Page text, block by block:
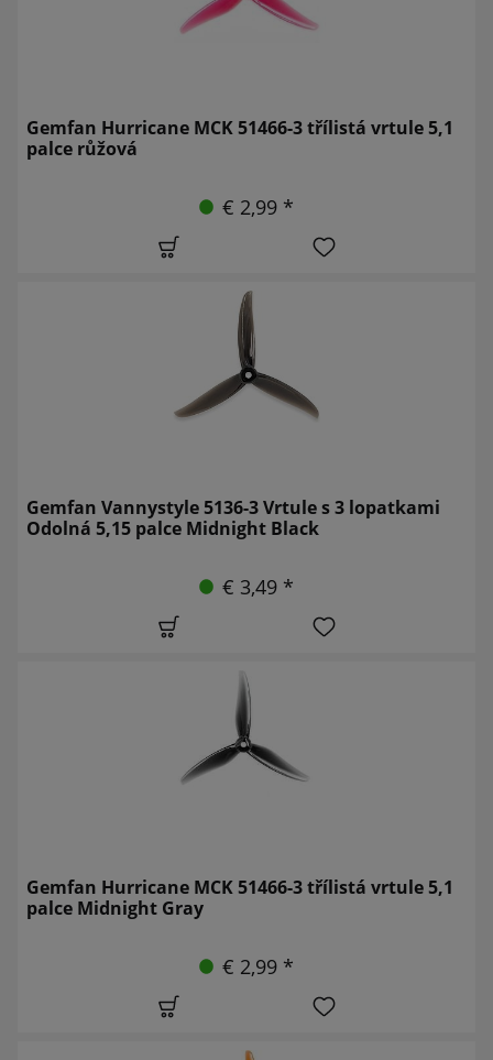
Gemfan Hurricane MCK 51466-3 třílistá vrtule 5,1
palce růžová
€ 2,99 *
Gemfan Vannystyle 5136-3 Vrtule s 3 lopatkami
Odolná 5,15 palce Midnight Black
€ 3,49 *
Gemfan Hurricane MCK 51466-3 třílistá vrtule 5,1
palce Midnight Gray
€ 2,99 *